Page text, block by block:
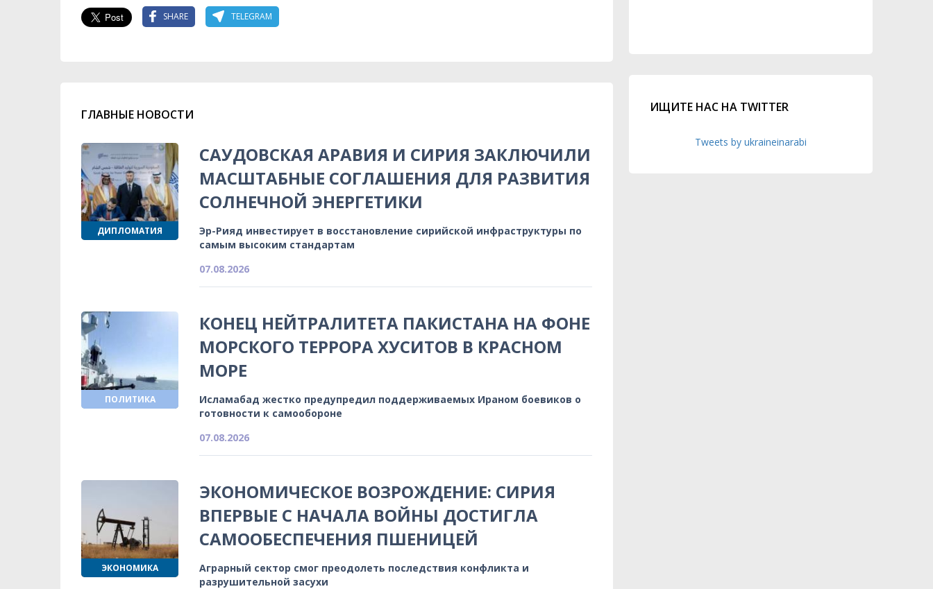
SHARE TELEGRAM
ГЛАВНЫЕ НОВОСТИ
ДИПЛОМАТИЯ
САУДОВСКАЯ АРАВИЯ И СИРИЯ ЗАКЛЮЧИЛИ
МАСШТАБНЫЕ СОГЛАШЕНИЯ ДЛЯ РАЗВИТИЯ
СОЛНЕЧНОЙ ЭНЕРГЕТИКИ
Эр-Рияд инвестирует в восстановление сирийской инфраструктуры по
самым высоким стандартам
07.08.2026
ПОЛИТИКА
КОНЕЦ НЕЙТРАЛИТЕТА ПАКИСТАНА НА ФОНЕ
МОРСКОГО ТЕРРОРА ХУСИТОВ В КРАСНОМ
МОРЕ
Исламабад жестко предупредил поддерживаемых Ираном боевиков о
готовности к самообороне
07.08.2026
ЭКОНОМИКА
ЭКОНОМИЧЕСКОЕ ВОЗРОЖДЕНИЕ: СИРИЯ
ВПЕРВЫЕ С НАЧАЛА ВОЙНЫ ДОСТИГЛА
САМООБЕСПЕЧЕНИЯ ПШЕНИЦЕЙ
Аграрный сектор смог преодолеть последствия конфликта и
разрушительной засухи
ИЩИТЕ НАС НА TWITTER
Tweets by ukraineinarabi